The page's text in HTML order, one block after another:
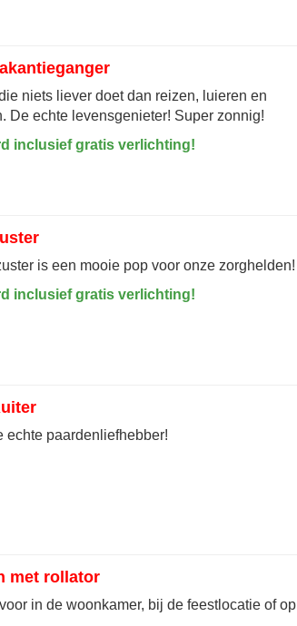
niets liever doet dan reizen, luieren en
De echte levensgenieter! Super zonnig!
inclusief gratis verlichting!
is een mooie pop voor onze zorghelden!
inclusief gratis verlichting!
echte paardenliefhebber!
met rollator
in de woonkamer, bij de feestlocatie of op